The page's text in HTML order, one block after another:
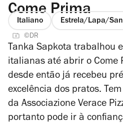
Come Prima
Italiano Estrela/Lapa/
©DR
Tanka Sapkota trabalhou
italianas até abrir o Come
desde então já recebeu
excelência dos pratos.
da Associazione Verace
portanto pode ir à